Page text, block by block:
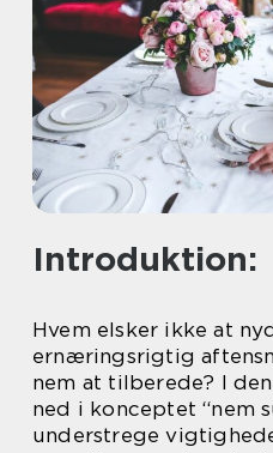
Introduktion:
Hvem elsker ikke at
ernæringsrigtig
nem at tilberede? I
ned i konceptet “nem
understrege